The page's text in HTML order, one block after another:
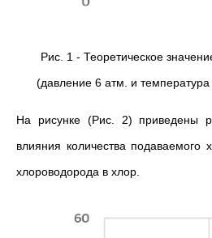
Рис. 1 - Теоретическое
(давление 6 атм. и
На рисунке (Рис. 2) приведены
влияния количества подаваемого
хлороводорода в хлор.